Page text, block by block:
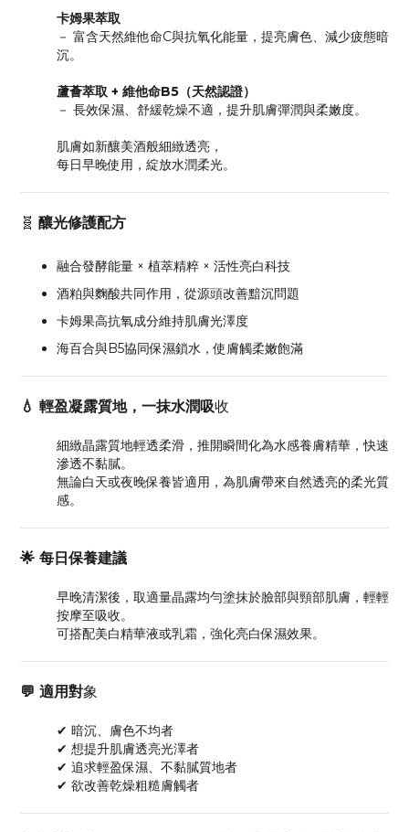
卡姆果萃取
－ 富含天然維他命C與抗氧化能量，提亮膚色、減少疲態暗
沉。
蘆薈萃取 + 維他命B5（天然認證）
－ 長效保濕、舒緩乾燥不適，提升肌膚彈潤與柔嫩度。
肌膚如新釀美酒般細緻透亮，
每日早晚使用，綻放水潤柔光。
🧬 釀光修護配方
融合發酵能量 × 植萃精粹 × 活性亮白科技
酒粕與麴酸共同作用，從源頭改善黯沉問題
卡姆果高抗氧成分維持肌膚光澤度
海百合與B5協同保濕鎖水，使膚觸柔嫩飽滿
💧 輕盈凝露質地，一抹水潤吸收
細緻晶露質地輕透柔滑，推開瞬間化為水感養膚精華，快速
滲透不黏膩。
無論白天或夜晚保養皆適用，為肌膚帶來自然透亮的柔光質
感。
🌟 每日保養建議
早晚清潔後，取適量晶露均勻塗抹於臉部與頸部肌膚，輕輕
按摩至吸收。
可搭配美白精華液或乳霜，強化亮白保濕效果。
💬 適用對象
✔ 暗沉、膚色不均者
✔ 想提升肌膚透亮光澤者
✔ 追求輕盈保濕、不黏膩質地者
✔ 欲改善乾燥粗糙膚觸者